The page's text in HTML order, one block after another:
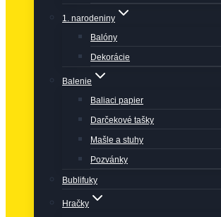
1. narodeniny
Balóny
Dekorácie
Balenie
Baliaci papier
Darčekové tašky
Mašle a stuhy
Pozvánky
Bublifuky
Hračky